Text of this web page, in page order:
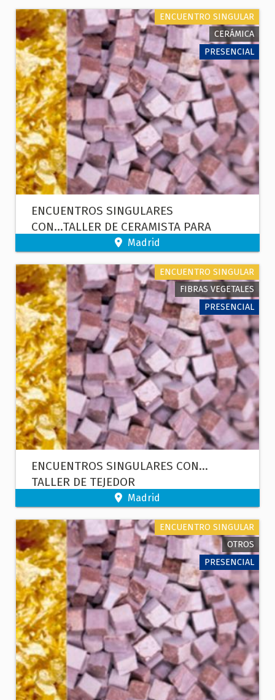
ENCUENTRO SINGULAR
CERÁMICA
PRESENCIAL
ENCUENTROS SINGULARES
CON...TALLER DE CERAMISTA PARA
Madrid
ENCUENTRO SINGULAR
FIBRAS VEGETALES
PRESENCIAL
ENCUENTROS SINGULARES CON...
TALLER DE TEJEDOR
Madrid
ENCUENTRO SINGULAR
OTROS
PRESENCIAL